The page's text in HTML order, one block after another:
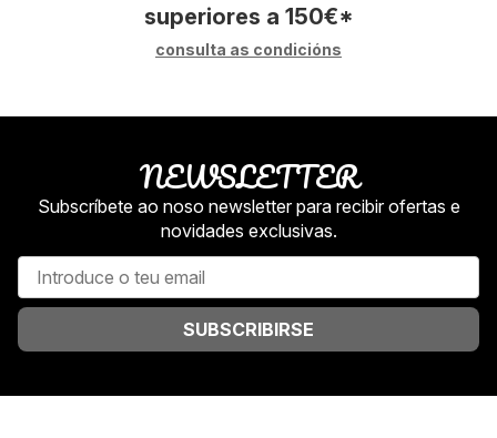
superiores a 150€*
consulta as condicións
NEWSLETTER
Subscríbete ao noso newsletter para recibir ofertas e
novidades exclusivas.
SUBSCRIBIRSE